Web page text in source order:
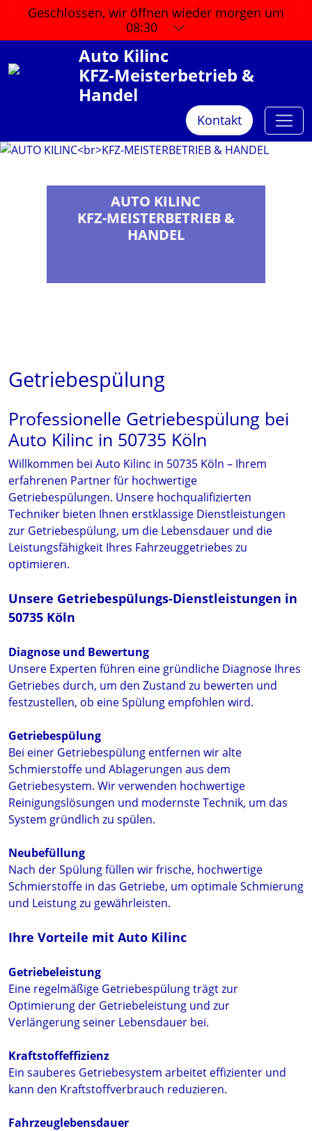
Geschlossen, wir öffnen wieder morgen um
08:30
Auto Kilinc
KFZ-Meisterbetrieb &
Handel
Kontakt
AUTO KILINC
KFZ-MEISTERBETRIEB &
HANDEL
Getriebespülung
Professionelle Getriebespülung bei
Auto Kilinc in 50735 Köln
Willkommen bei Auto Kilinc in 50735 Köln – Ihrem
erfahrenen Partner für hochwertige
Getriebespülungen. Unsere hochqualifizierten
Techniker bieten Ihnen erstklassige Dienstleistungen
zur Getriebespülung, um die Lebensdauer und die
Leistungsfähigkeit Ihres Fahrzeuggetriebes zu
optimieren.
Unsere Getriebespülungs-Dienstleistungen in
50735 Köln
Diagnose und Bewertung
Unsere Experten führen eine gründliche Diagnose Ihres
Getriebes durch, um den Zustand zu bewerten und
festzustellen, ob eine Spülung empfohlen wird.
Getriebespülung
Bei einer Getriebespülung entfernen wir alte
Schmierstoffe und Ablagerungen aus dem
Getriebesystem. Wir verwenden hochwertige
Reinigungslösungen und modernste Technik, um das
System gründlich zu spülen.
Neubefüllung
Nach der Spülung füllen wir frische, hochwertige
Schmierstoffe in das Getriebe, um optimale Schmierung
und Leistung zu gewährleisten.
Ihre Vorteile mit Auto Kilinc
Getriebeleistung
Eine regelmäßige Getriebespülung trägt zur
Optimierung der Getriebeleistung und zur
Verlängerung seiner Lebensdauer bei.
Kraftstoffeffizienz
Ein sauberes Getriebesystem arbeitet effizienter und
kann den Kraftstoffverbrauch reduzieren.
Fahrzeuglebensdauer